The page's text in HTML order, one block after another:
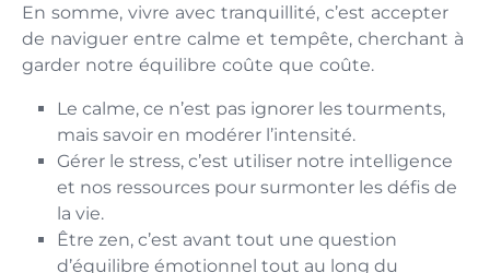
En somme, vivre avec tranquillité, c’est accepter
de naviguer entre calme et tempête, cherchant à
garder notre équilibre coûte que coûte.
Le calme, ce n’est pas ignorer les tourments,
mais savoir en modérer l’intensité.
Gérer le stress, c’est utiliser notre intelligence
et nos ressources pour surmonter les défis de
la vie.
Être zen, c’est avant tout une question
d’équilibre émotionnel tout au long du